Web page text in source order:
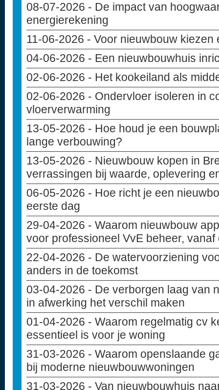
08-07-2026 - De impact van
energierekening
11-06-2026 - Voor nieuwbouw
04-06-2026 - Een nieuwbouwhuis
02-06-2026 - Het kookeiland als
02-06-2026 - Ondervloer isoleren in
vloerverwarming
13-05-2026 - Hoe houd je een
lange verbouwing?
13-05-2026 - Nieuwbouw kopen in
verrassingen bij waarde, oplevering
06-05-2026 - Hoe richt je een
eerste dag
29-04-2026 - Waarom nieuwbouw
voor professioneel VvE beheer, vanaf
22-04-2026 - De watervoorziening
anders in de toekomst
03-04-2026 - De verborgen laag van
in afwerking het verschil maken
01-04-2026 - Waarom regelmatig cv
essentieel is voor je woning
31-03-2026 - Waarom openslaande
bij moderne nieuwbouwwoningen
31-03-2026 - Van nieuwbouwhuis